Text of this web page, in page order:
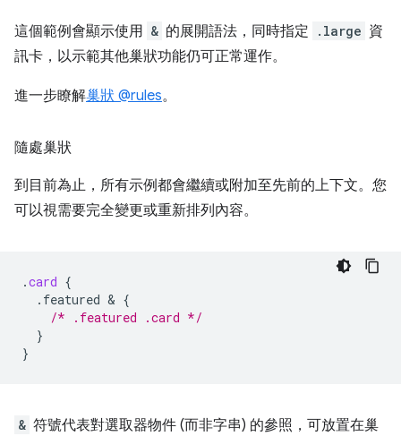
這個範例會顯示使用 & 的展開語法，同時指定 .large 資
訊卡，以示範其他巢狀功能仍可正常運作。
進一步瞭解巢狀 @rules。
隨處巢狀
到目前為止，所有示例都會繼續或附加至先前的上下文。您
可以視需要完全變更或重新排列內容。
.card {
.featured & {
/* .featured .card */
}
}
& 符號代表對選取器物件 (而非字串) 的參照，可放置在巢